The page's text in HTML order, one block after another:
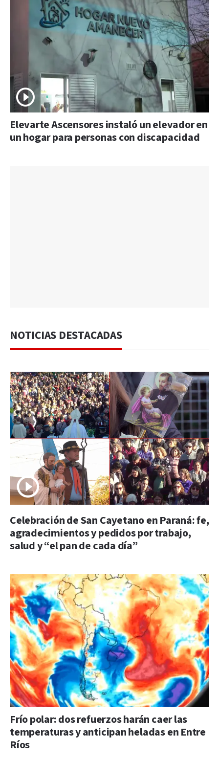
Elevarte Ascensores instaló un elevador en
un hogar para personas con discapacidad
NOTICIAS DESTACADAS
Celebración de San Cayetano en Paraná: fe,
agradecimientos y pedidos por trabajo,
salud y “el pan de cada día”
Frío polar: dos refuerzos harán caer las
temperaturas y anticipan heladas en Entre
Ríos